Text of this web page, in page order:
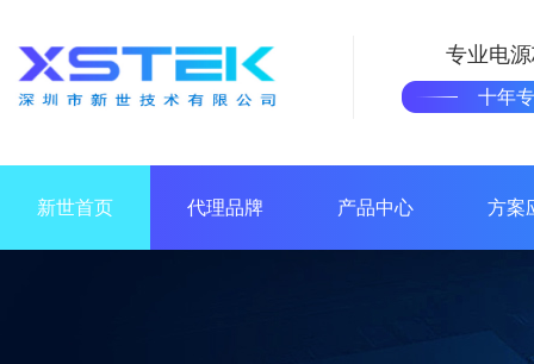
专业电
十年
新世首页 代理品牌 产品中心 方案